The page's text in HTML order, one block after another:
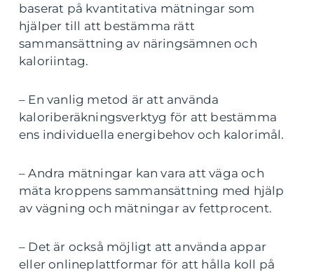
baserat på kvantitativa mätningar som
hjälper till att bestämma rätt
sammansättning av näringsämnen och
kaloriintag.
– En vanlig metod är att använda
kaloriberäkningsverktyg för att bestämma
ens individuella energibehov och kalorimål.
– Andra mätningar kan vara att väga och
mäta kroppens sammansättning med hjälp
av vägning och mätningar av fettprocent.
– Det är också möjligt att använda appar
eller onlineplattformar för att hålla koll på